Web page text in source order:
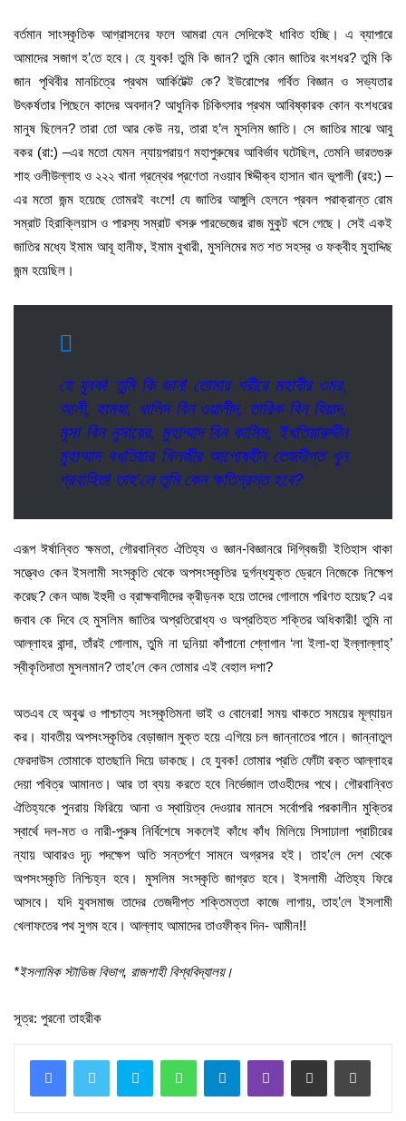
বর্তমান সাংস্কৃতিক আগ্রাসনের ফলে আমরা যেন সেদিকেই ধাবিত হচ্ছি। এ ব্যাপারে
আমাদের সজাগ হ’তে হবে। হে যুবক! তুমি কি জান? তুমি কোন জাতির বংশধর? তুমি কি
জান পৃথিবীর মানচিত্রে প্রথম আর্কিটেক্ট কে? ইউরোপের গর্বিত বিজ্ঞান ও সভ্যতার
উৎকর্ষতার পিছেনে কাদের অবদান? আধুনিক চিকিৎসার প্রথম আবিষ্কারক কোন বংশধরের
মানুষ ছিলেন? তারা তো আর কেউ নয়, তারা হ’ল মুসলিম জাতি। সে জাতির মাঝে আবু
বকর (রা:) –এর মতো যেমন ন্যায়পরায়ণ মহাপুরুষের আবির্ভাব ঘটেছিল, তেমনি ভারতগুরু
শাহ ওলীউল্লাহ ও ২২২ খানা গ্রন্থের প্রণেতা নওয়াব ছ্দ্দিীক্ব হাসান খান ভূপালী (রহ:) –
এর মতো জন্ম হয়েছে তোমরই বংশে! যে জাতির আঙ্গুলি হেলনে প্রবল পরাক্রান্ত রোম
সম্রাট হিরাক্লিয়াস ও পারস্য সম্রাট খসরু পারভেজের রাজ মুকুট খসে গেছে। সেই একই
জাতির মধ্যে ইমাম আবূ হানীফ, ইমাম বুখারী, মুসলিমের মত শত সহস্র ও ফক্বীহ মুহাদ্দিছ
জন্ম হয়েছিল।
হে যুবক! তুমি কি জান! তোমার শরীরে মহাবীর ওমর,
আলী, হামযা, খালিদ বিন ওয়ালীদ, তারিক বিন যিয়াদ,
মূসা বিন নুসায়ের, মুহাম্মাদ বিন কাসিম, ইখতিয়ারুদ্দীন
মুহাম্মাদ বখতিয়ার খিলজীর আপোষহীন তেজদীপ্ত খুন
প্রবাহিত! তাহ’লে তুমি কেন ক্ষতিগ্রস্ত হবে?
এরূপ ঈর্ষান্বিত ক্ষমতা, গৌরবান্বিত ঐতিহ্য ও জ্ঞান-বিজ্ঞানরে দিগ্বিজয়ী ইতিহাস থাকা
সত্ত্বেও কেন ইসলামী সংস্কৃতি থেকে অপসংস্কৃতির দুর্গন্ধযুক্ত ড্রেনে নিজেকে নিক্ষেপ
করেছ? কেন আজ ইহুদী ও ব্রাক্ষবাদীদের ক্রীড়নক হয়ে তাদের গোলামে পরিণত হয়েছ? এর
জবাব কে দিবে হে মুসলিম জাতির অপ্রতিরোধ্য ও অপ্রতিহত শক্তির অধিকারী! তুমি না
আল্লাহর বান্দা, তাঁরই গোলাম, তুমি না দুনিয়া কাঁপানো শ্লোগান ‘লা ইলা-হা ইল্লাল্লাহ্’
স্বীকৃতিদাতা মুসলমান? তাহ’লে কেন তোমার এই বেহাল দশা?
অতএব হে অবুঝ ও পাশ্চাত্য সংস্কৃতিমনা ভাই ও বোনেরা! সময় থাকতে সময়ের মূল্যায়ন
কর। যাবতীয় অপসংস্কৃতির বেড়াজাল মুক্ত হয়ে এগিয়ে চল জান্নাতের পানে। জান্নাতুল
ফেরদাউস তোমাকে হাতছানি দিয়ে ডাকছে। হে যুবক! তোমার প্রতি ফোঁটা রক্ত আল্লাহর
দেয়া পবিত্র আমানত। আর তা ব্যয় করতে হবে নির্ভেজাল তাওহীদের পথে। গৌরবান্বিত
ঐতিহ্যকে পুনরায় ফিরিয়ে আনা ও স্থায়িত্ব দেওয়ার মানসে সর্বোপরি পরকালীন মুক্তির
স্বার্থে দল-মত ও নারী-পুরুষ নির্বিশেষে সকলেই কাঁধে কাঁধ মিলিয়ে সিসাঢালা প্রাচীরের
ন্যায় আবারও দৃঢ় পদক্ষেপ অতি সন্তর্পণে সামনে অগ্রসর হই। তাহ’লে দেশ থেকে
অপসংস্কৃতি নিশ্চিহ্ন হবে। মুসলিম সংস্কৃতি জাগ্রত হবে। ইসলামী ঐতিহ্য ফিরে
আসবে। যদি যুবসমাজ তাদের তেজদীপ্ত শক্তিমত্তা কাজে লাগায়, তাহ’লে ইসলামী
খেলাফতের পথ সুগম হবে। আল্লাহ আমাদের তাওফীক্ব দিন- আমীন!!
*ইসলামিক স্টাডিজ বিভাগ, রাজশাহী বিশ্ববিদ্যালয়।
সূত্র: পুরনো তাহরীক
Skype WhatsAppTelegramViber Share via Email Print